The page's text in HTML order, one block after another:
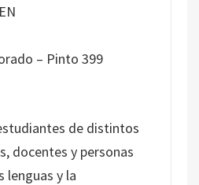
– Pinto 399
de distintos
docentes y personas
lenguas y la